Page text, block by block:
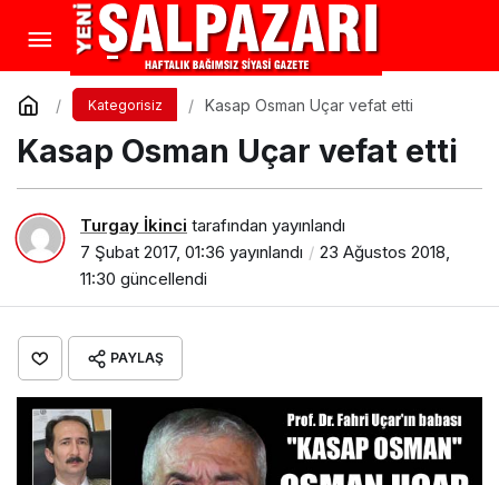
Kategorisiz Kasap Osman Uçar vefat etti
Kasap Osman Uçar vefat etti
Turgay İkinci tarafından yayınlandı
7 Şubat 2017, 01:36 yayınlandı
23 Ağustos 2018,
11:30 güncellendi
PAYLAŞ